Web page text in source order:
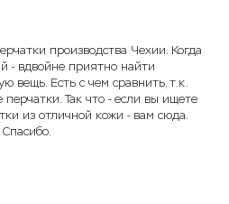
производства Чехии. Когда
- вдвойне приятно найти
вещь. Есть с чем сравнить, т.к.
Так что - если вы ищете
из отличной кожи - вам сюда.